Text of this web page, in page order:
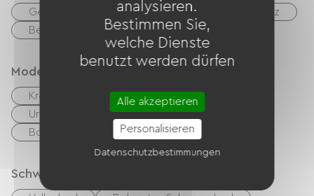
Geeignete Unterkunft
Geeigneter Parkplatz
Behindertengerechte Toiletten
Modes de paiement
Kreditkarte Schecks
Bargeld
Urlaubsgutscheine (ANCV)
Transfer
Bons CAF
Schwimmbad
analysieren.
Bestimmen Sie,
welche Dienste
benutzt werden dürfen
Alle akzeptieren
Personalisieren
Datenschutzbestimmungen